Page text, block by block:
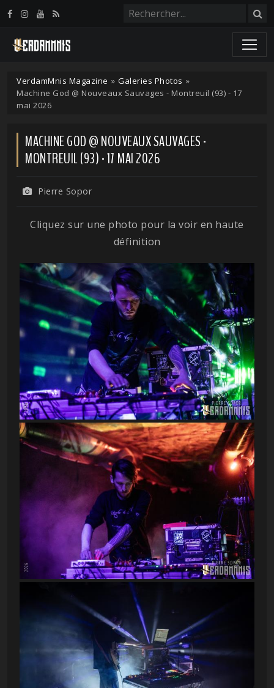
VerdamMnis Magazine » Galeries Photos »
Machine God @ Nouveaux Sauvages - Montreuil (93) - 17
mai 2026
MACHINE GOD @ NOUVEAUX SAUVAGES -
MONTREUIL (93) - 17 MAI 2026
Pierre Sopor
Cliquez sur une photo pour la voir en haute
définition
Panneau de gestion des cookies